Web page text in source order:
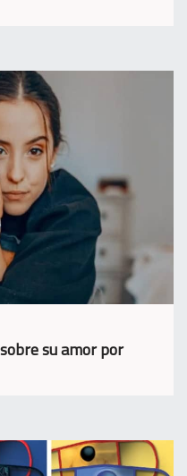
su amor por